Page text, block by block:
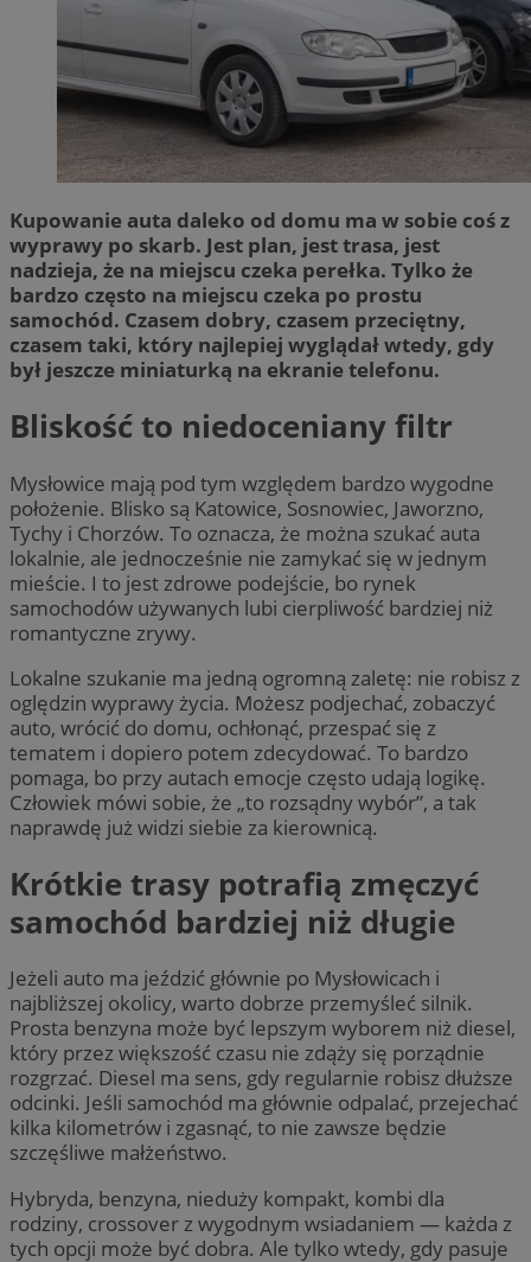
Kupowanie auta daleko od domu ma w sobie coś z
wyprawy po skarb. Jest plan, jest trasa, jest
nadzieja, że na miejscu czeka perełka. Tylko że
bardzo często na miejscu czeka po prostu
samochód. Czasem dobry, czasem przeciętny,
czasem taki, który najlepiej wyglądał wtedy, gdy
był jeszcze miniaturką na ekranie telefonu.
Bliskość to niedoceniany filtr
Mysłowice mają pod tym względem bardzo wygodne
położenie. Blisko są Katowice, Sosnowiec, Jaworzno,
Tychy i Chorzów. To oznacza, że można szukać auta
lokalnie, ale jednocześnie nie zamykać się w jednym
mieście. I to jest zdrowe podejście, bo rynek
samochodów używanych lubi cierpliwość bardziej niż
romantyczne zrywy.
Lokalne szukanie ma jedną ogromną zaletę: nie robisz z
oględzin wyprawy życia. Możesz podjechać, zobaczyć
auto, wrócić do domu, ochłonąć, przespać się z
tematem i dopiero potem zdecydować. To bardzo
pomaga, bo przy autach emocje często udają logikę.
Człowiek mówi sobie, że „to rozsądny wybór”, a tak
naprawdę już widzi siebie za kierownicą.
Krótkie trasy potrafią zmęczyć
samochód bardziej niż długie
Jeżeli auto ma jeździć głównie po Mysłowicach i
najbliższej okolicy, warto dobrze przemyśleć silnik.
Prosta benzyna może być lepszym wyborem niż diesel,
który przez większość czasu nie zdąży się porządnie
rozgrzać. Diesel ma sens, gdy regularnie robisz dłuższe
odcinki. Jeśli samochód ma głównie odpalać, przejechać
kilka kilometrów i zgasnąć, to nie zawsze będzie
szczęśliwe małżeństwo.
Hybryda, benzyna, nieduży kompakt, kombi dla
rodziny, crossover z wygodnym wsiadaniem — każda z
tych opcji może być dobra. Ale tylko wtedy, gdy pasuje